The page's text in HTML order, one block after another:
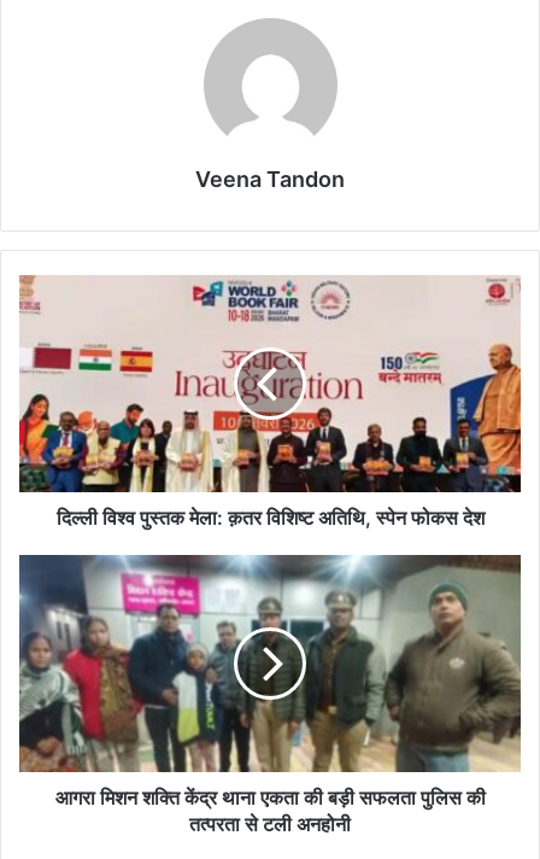
Veena Tandon
दिल्ली
विश्व
मेला:
विशिष्ट
अतिथि,
स्पेन
फोकस
दिल्ली विश्व पुस्तक मेला: क़तर विशिष्ट अतिथि, स्पेन फोकस देश
मिशन
शक्ति
केंद्र
थाना
एकता
की
बड़ी
सफलता
आगरा मिशन शक्ति केंद्र थाना एकता की बड़ी सफलता पुलिस की
तत्परता से टली अनहोनी